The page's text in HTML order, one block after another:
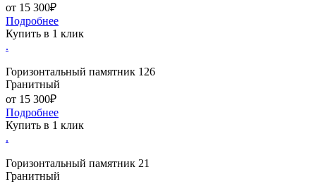
от 15 300₽
Подробнее
Купить в 1 клик
.
Горизонтальный памятник 126
Гранитный
от 15 300₽
Подробнее
Купить в 1 клик
.
Горизонтальный памятник 21
Гранитный